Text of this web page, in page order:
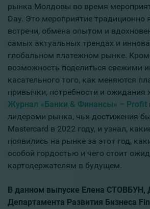
рынка Молдовы во время
Day. Это мероприятие традиционно
встречи, обмена опытом и
самых актуальных трендах и
глобальном платежном рынке.
возможность поделиться свежими
касательного того, как меняются
привычки, потребности и
Журнал «Банки & Финансы» – Profit
лидерами рынка, чьи достижения
Mastercard в 2022 году, и узнал,
появились на рынке за этот год,
особой гордостью и чего стоит
картодержателям в будущем.
В данном выпуске Елена СТОВБУН,
Департамента Развития Бизнеса